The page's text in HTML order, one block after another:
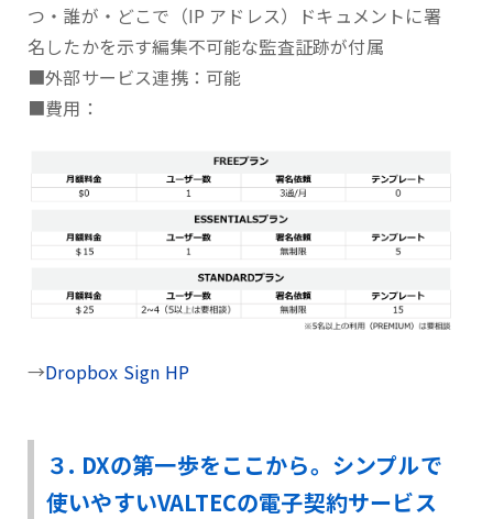
つ・誰が・どこで（IP アドレス）ドキュメントに署
名したかを示す編集不可能な監査証跡が付属
■外部サービス連携：可能
■費用：
→Dropbox Sign HP
３. DXの第一歩をここから。シンプルで
使いやすいVALTECの電子契約サービス